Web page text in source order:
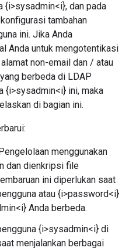
{i>sysadmin<i}, dan pada
tambahan
ini. Jika Anda
Anda untuk mengotentikasi
non-email dan / atau
berbeda di LDAP
{i>sysadmin<i} ini, maka
di bagian ini.
menggunakan
dan dienkripsi file
ini diperlukan saat
atau {i>password<i}
Anda berbeda.
{i>sysadmin<i} di
menjalankan berbagai